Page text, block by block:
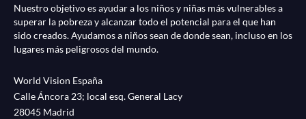
Nuestro objetivo es ayudar a los niños y niñas más vulnerables a
superar la pobreza y alcanzar todo el potencial para el que han
sido creados. Ayudamos a niños sean de donde sean, incluso en los
lugares más peligrosos del mundo.
World Vision España
Calle Áncora 23; local esq. General Lacy
28045 Madrid